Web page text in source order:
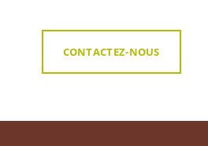
CONTACTEZ-NOUS